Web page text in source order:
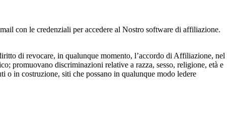
con le credenziali per accedere al Nostro software di affiliazione.
di revocare, in qualunque momento, l’accordo di Affiliazione, nel
promuovano discriminazioni relative a razza, sesso, religione, età e
o in costruzione, siti che possano in qualunque modo ledere